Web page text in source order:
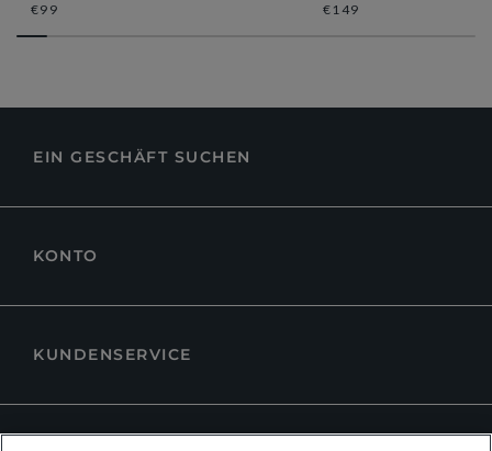
€99
€149
EIN GESCHÄFT SUCHEN
KONTO
KUNDENSERVICE